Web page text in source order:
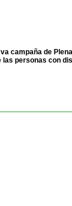
campaña de
personas con